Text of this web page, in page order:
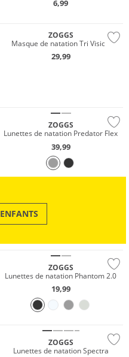
6,99
ZOGGS
Masque de natation Tri Vision
29,99
ZOGGS
Lunettes de natation Predator Flex
39,99
ENFANTS
ZOGGS
Lunettes de natation Phantom 2.0
19,99
ZOGGS
Lunettes de natation Spectra